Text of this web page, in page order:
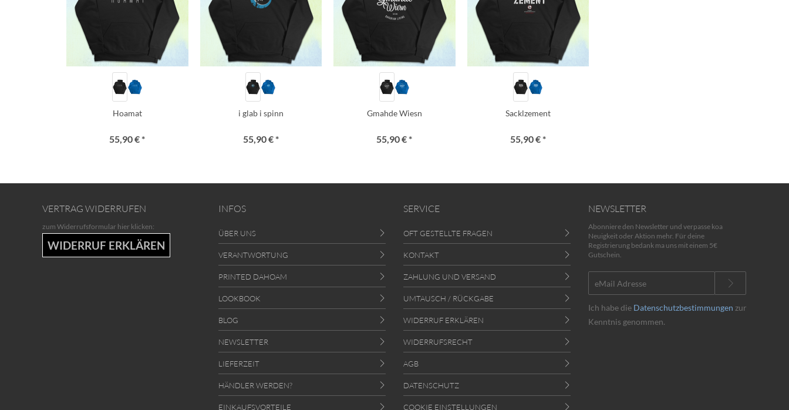
Hoamat
55,90 € *
i glab i spinn
55,90 € *
Gmahde Wiesn
55,90 € *
Sacklzement
55,90 € *
VERTRAG WIDERRUFEN
zum Widerrufsformular hier klicken:
WIDERRUF ERKLÄREN
INFOS
ÜBER UNS
VERANTWORTUNG
PRINTED DAHOAM
LOOKBOOK
BLOG
NEWSLETTER
LIEFERZEIT
HÄNDLER WERDEN?
EINKAUFSVORTEILE
SERVICE
OFT GESTELLTE FRAGEN
KONTAKT
ZAHLUNG UND VERSAND
UMTAUSCH / RÜCKGABE
WIDERRUF ERKLÄREN
WIDERRUFSRECHT
AGB
DATENSCHUTZ
COOKIE EINSTELLUNGEN
NEWSLETTER
Abonniere den Newsletter und verpasse koa
Neuigkeit oder Aktion mehr. Für deine
Registrierung bedank ma uns mit einem 5€
Gutschein.
Ich habe die Datenschutzbestimmungen zur
Kenntnis genommen.